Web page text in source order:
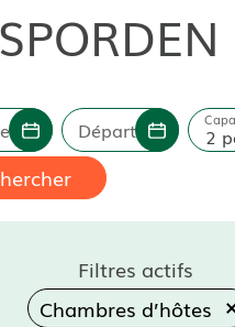
Départ 2
Filtres actifs
Chambres d’hôtes